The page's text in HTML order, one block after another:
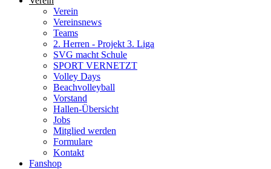
Verein
Vereinsnews
Teams
2. Herren - Projekt 3. Liga
SVG macht Schule
SPORT VERNETZT
Volley Days
Beachvolleyball
Vorstand
Hallen-Übersicht
Jobs
Mitglied werden
Formulare
Kontakt
Fanshop